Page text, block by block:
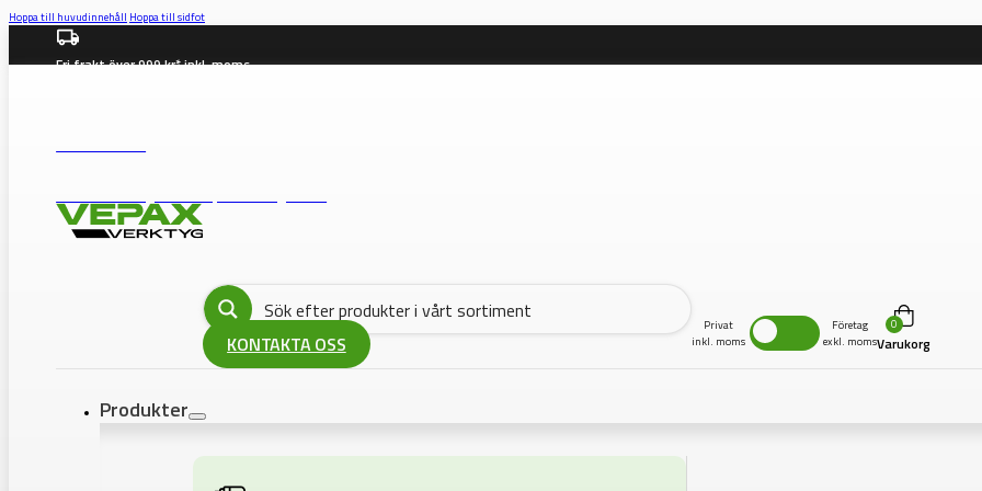
Hoppa till huvudinnehåll Hoppa till sidfot
Fri frakt över 999 kr* inkl. moms
KONTAKTA OSS
Privat
inkl. moms
Företag
exkl. moms
0
Varukorg
Produkter